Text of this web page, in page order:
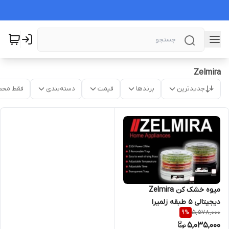
Zelmira
جدیدترین برندها قیمت دسته‌بندی فقط
میوه خشک کن Zelmira
دیجیتالی ۵ طبقه زلمیرا
5,578,000
9%
5,035,000